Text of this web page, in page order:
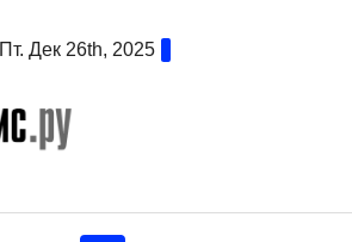
Пт. Дек 26th, 2025